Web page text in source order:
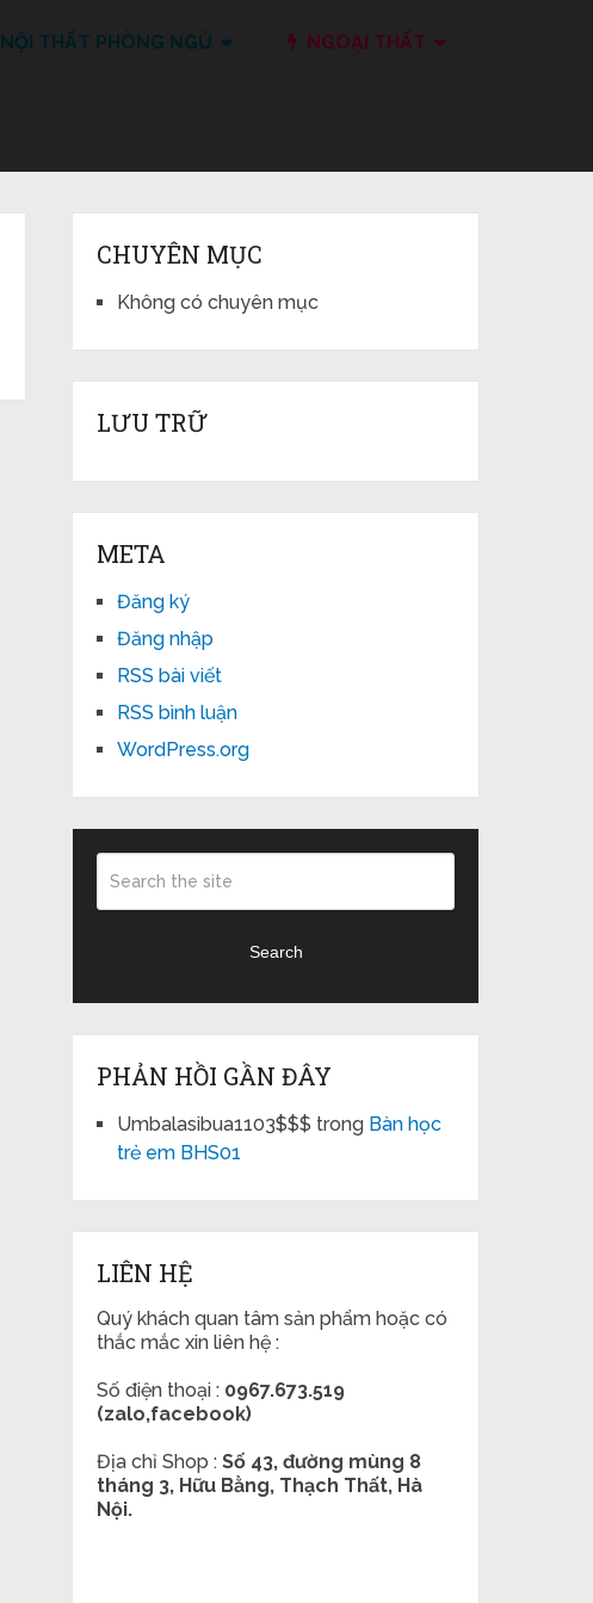
NỘI THẤT PHÒNG NGỦ NGOẠI THẤT
CHUYÊN MỤC
Không có chuyên mục
LƯU TRỮ
META
Đăng ký
Đăng nhập
RSS bài viết
RSS bình luận
WordPress.org
Search
PHẢN HỒI GẦN ĐÂY
Umbalasibua1103$$$ trong Bàn học
trẻ em BHS01
LIÊN HỆ
Quý khách quan tâm sản phẩm hoặc có
thắc mắc xin liên hệ :
Số điện thoại : 0967.673.519
(zalo,facebook)
Địa chỉ Shop :Số 43, đường mùng 8
tháng 3, Hữu Bằng, Thạch Thất, Hà
Nội.